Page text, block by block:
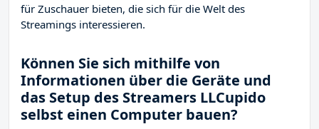
für Zuschauer bieten, die sich für die Welt des
Streamings interessieren.
Können Sie sich mithilfe von
Informationen über die Geräte und
das Setup des Streamers LLCupido
selbst einen Computer bauen?